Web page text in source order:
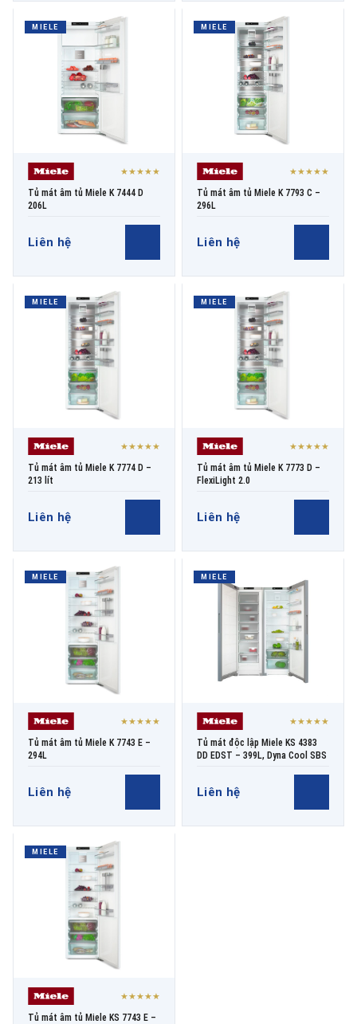
MIELE
★★★★★
Tủ mát âm tủ Miele K 7444 D
206L
Liên hệ
MIELE
★★★★★
Tủ mát âm tủ Miele K 7793 C –
296L
Liên hệ
MIELE
★★★★★
Tủ mát âm tủ Miele K 7774 D –
213 lít
Liên hệ
MIELE
★★★★★
Tủ mát âm tủ Miele K 7773 D –
FlexiLight 2.0
Liên hệ
MIELE
★★★★★
Tủ mát âm tủ Miele K 7743 E –
294L
Liên hệ
MIELE
★★★★★
Tủ mát độc lập Miele KS 4383
DD EDST – 399L, Dyna Cool SBS
Liên hệ
MIELE
★★★★★
Tủ mát âm tủ Miele KS 7743 E –